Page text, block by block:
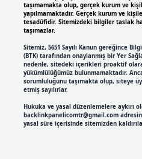
taşımamakta olup, gerçek kurum ve
yapılmamaktadır. Gerçek kurum ve
tesadüfidir. Sitemizdeki bilgiler taslak
taşımazlar.
Sitemiz, 5651 Sayılı Kanun gereğince
(BTK) tarafından onaylanmış bir Yer
nedenle, sitedeki içerikleri proaktif
yükümlülüğümüz bulunmamaktadır.
sorumluluğunu taşımakta olup, siteye
etmiş sayılırlar.
Hukuka ve yasal düzenlemelere aykırı
backlinkpanelicomtr@gmail.com
yasal süre içerisinde sitemizden